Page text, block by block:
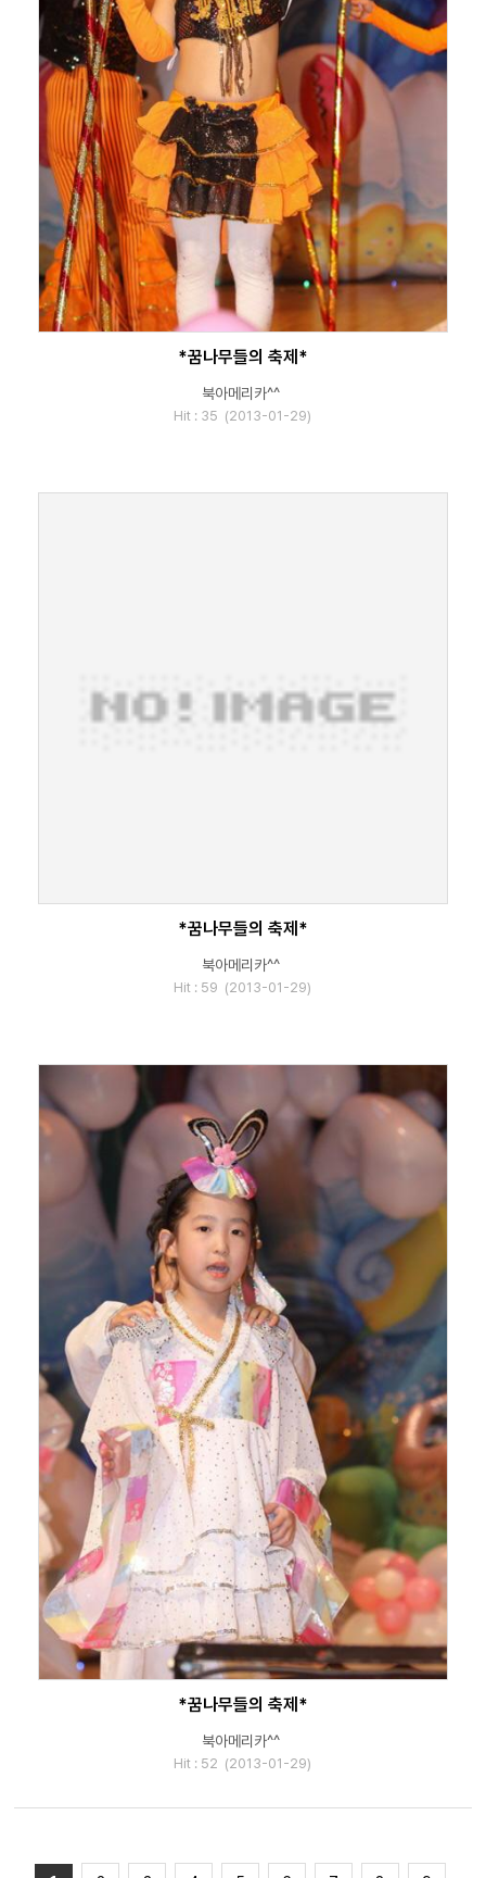
*꿈나무들의 축제*
북아메리카^^
Hit : 35 (2013-01-29)
*꿈나무들의 축제*
북아메리카^^
Hit : 59 (2013-01-29)
*꿈나무들의 축제*
북아메리카^^
Hit : 52 (2013-01-29)